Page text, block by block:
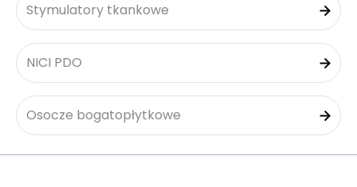
Stymulatory tkankowe
NICI PDO
Osocze bogatopłytkowe